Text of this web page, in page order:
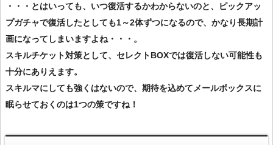
・・・とはいっても、いつ復活するかわからないのと、ピックアッ
プガチャで復活したとしても1～2体ずつになるので、かなり長期計
画になってしまいますよね・・・。
スキルチケット対策として、セレクトBOXでは復活しない可能性も
十分にありえます。
スキルマにしても強くはないので、期待を込めてメールボックスに
眠らせておくのは1つの策ですね！